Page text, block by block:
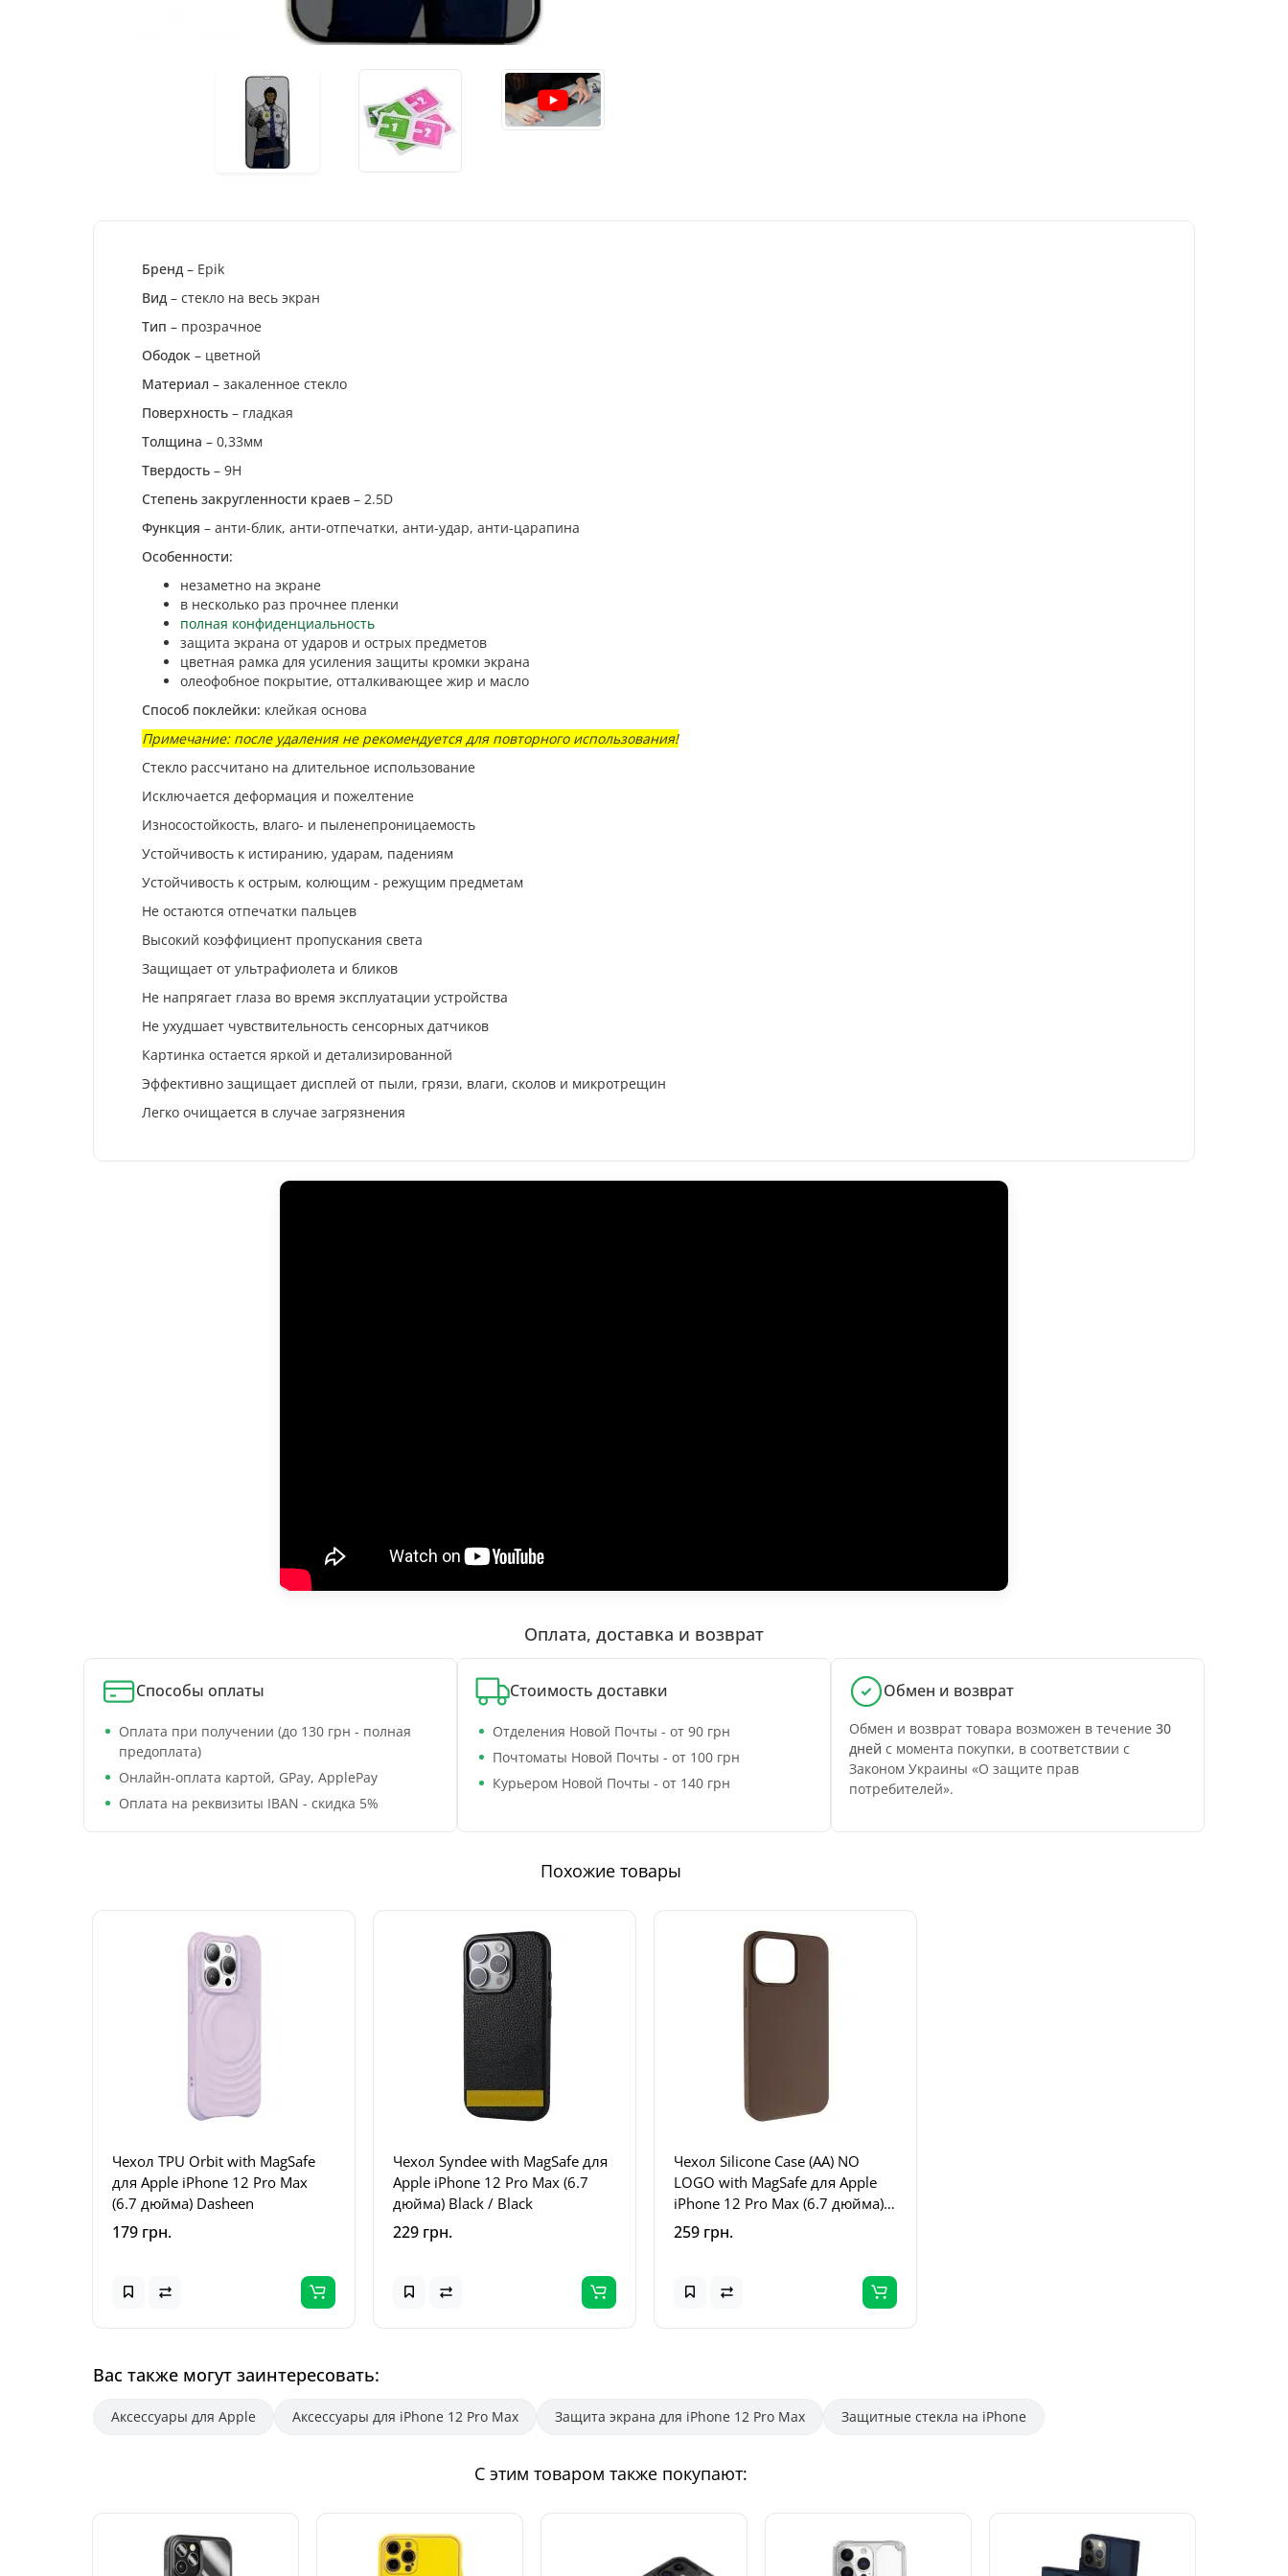
Бренд – Epik
Вид – стекло на весь экран
Тип – прозрачное
Ободок – цветной
Материал – закаленное стекло
Поверхность – гладкая
Толщина – 0,33мм
Твердость – 9H
Степень закругленности краев – 2.5D
Функция – анти-блик, анти-отпечатки, анти-удар, анти-царапина
Особенности:
незаметно на экране
в несколько раз прочнее пленки
полная конфиденциальность
защита экрана от ударов и острых предметов
цветная рамка для усиления защиты кромки экрана
олеофобное покрытие, отталкивающее жир и масло
Способ поклейки: клейкая основа
Примечание: после удаления не рекомендуется для повторного использования!
Стекло рассчитано на длительное использование
Исключается деформация и пожелтение
Износостойкость, влаго- и пыленепроницаемость
Устойчивость к истиранию, ударам, падениям
Устойчивость к острым, колющим - режущим предметам
Не остаются отпечатки пальцев
Высокий коэффициент пропускания света
Защищает от ультрафиолета и бликов
Не напрягает глаза во время эксплуатации устройства
Не ухудшает чувствительность сенсорных датчиков
Картинка остается яркой и детализированной
Эффективно защищает дисплей от пыли, грязи, влаги, сколов и микротрещин
Легко очищается в случае загрязнения
Оплата, доставка и возврат
Способы оплаты
Оплата при получении (до 130 грн - полная
предоплата)
Онлайн-оплата картой, GPay, ApplePay
Оплата на реквизиты IBAN - скидка 5%
Стоимость доставки
Отделения Новой Почты - от 90 грн
Почтоматы Новой Почты - от 100 грн
Курьером Новой Почты - от 140 грн
Обмен и возврат
Обмен и возврат товара возможен в течение 30
дней с момента покупки, в соответствии с
Законом Украины «О защите прав
потребителей».
Похожие товары
Чехол TPU Orbit with MagSafe
для Apple iPhone 12 Pro Max
(6.7 дюйма) Dasheen
179 грн.
Чехол Syndee with MagSafe для
Apple iPhone 12 Pro Max (6.7
дюйма) Black / Black
229 грн.
Чехол Silicone Case (AA) NO
LOGO with MagSafe для Apple
iPhone 12 Pro Max (6.7 дюйма)
Коричневый / Brown
259 грн.
Вас также могут заинтересовать:
Аксессуары для Apple Аксессуары для iPhone 12 Pro Max Защита экрана для iPhone 12 Pro Max Защитные стекла на iPhone
С этим товаром также покупают: